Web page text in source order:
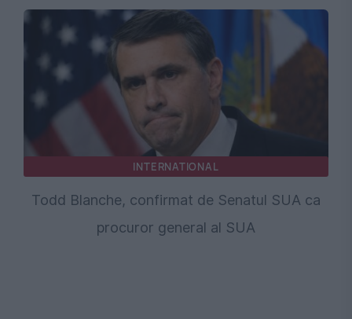
INTERNATIONAL
Todd Blanche, confirmat de Senatul SUA ca
procuror general al SUA